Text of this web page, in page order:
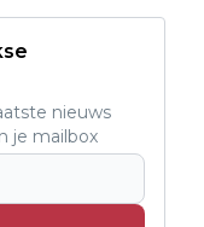
nieuws
je mailbox